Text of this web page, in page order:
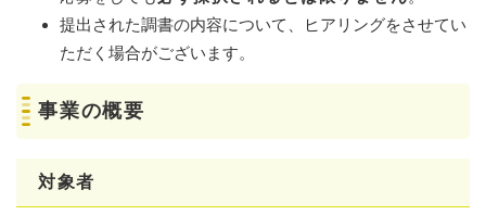
提出された調書の内容について、ヒアリングをさせてい
ただく場合がございます。
事業の概要
対象者